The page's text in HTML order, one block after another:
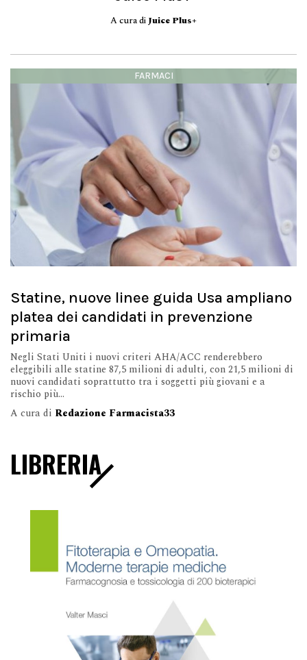
A cura diJuice Plus+
FARMACI
Statine, nuove linee guida Usa ampliano
platea dei candidati in prevenzione
primaria
Negli Stati Uniti i nuovi criteri AHA/ACC renderebbero
eleggibili alle statine 87,5 milioni di adulti, con 21,5 milioni di
nuovi candidati soprattutto tra i soggetti più giovani e a
rischio più...
A cura di Redazione Farmacista33
LIBRERIA